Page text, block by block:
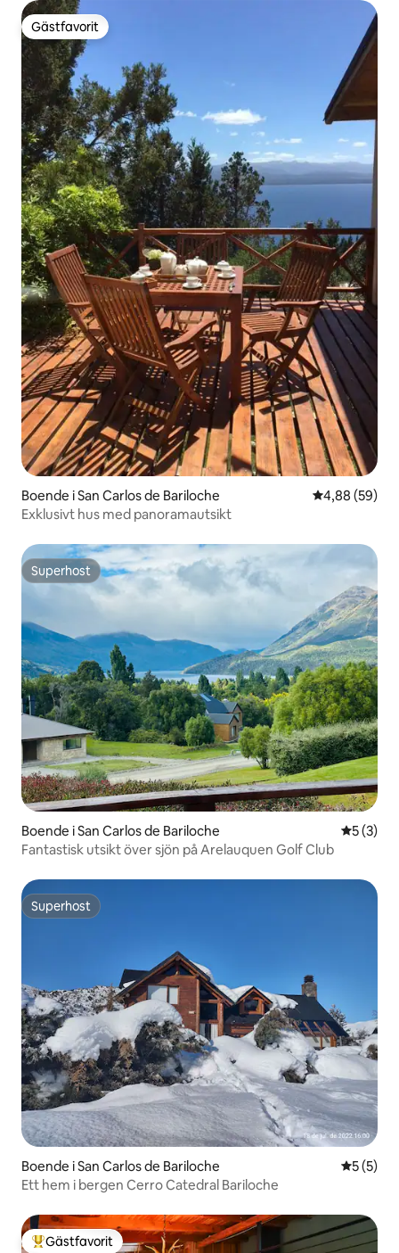
Gästfavorit
Gästfavorit
Boende i San Carlos de Bariloche 4,88 av 5 i
4,88 (59)
Exklusivt hus med panoramautsikt
Superhost
Superhost
Boende i San Carlos de Bariloche 5 av 5 i
5 (3)
Fantastisk utsikt över sjön på Arelauquen Golf Club
Superhost
Superhost
Boende i San Carlos de Bariloche 5 av 5 i
5 (5)
Ett hem i bergen Cerro Catedral Bariloche
Populär gästfavorit
Gästfavorit